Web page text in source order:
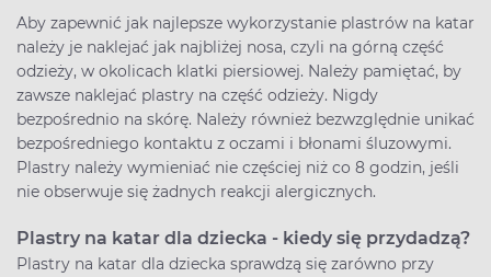
Aby zapewnić jak najlepsze wykorzystanie plastrów na katar
należy je naklejać jak najbliżej nosa, czyli na górną część
odzieży, w okolicach klatki piersiowej. Należy pamiętać, by
zawsze naklejać plastry na część odzieży. Nigdy
bezpośrednio na skórę. Należy również bezwzględnie unikać
bezpośredniego kontaktu z oczami i błonami śluzowymi.
Plastry należy wymieniać nie częściej niż co 8 godzin, jeśli
nie obserwuje się żadnych reakcji alergicznych.
Plastry na katar dla dziecka - kiedy się przydadzą?
Plastry na katar dla dziecka sprawdzą się zarówno przy